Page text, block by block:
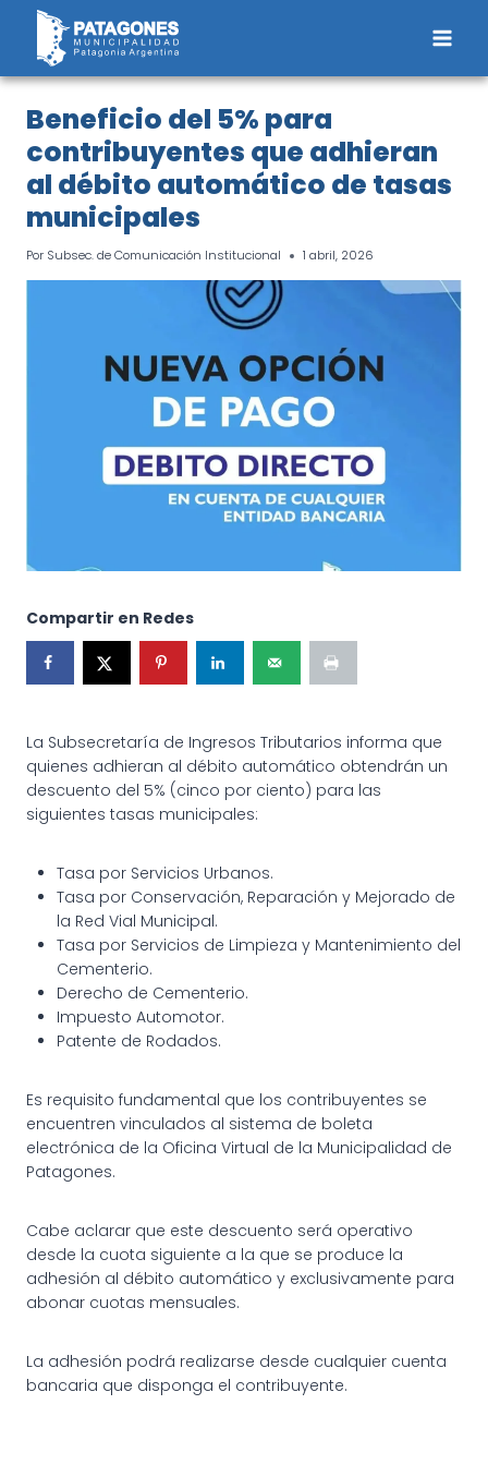
Saltar
contenido
Beneficio del 5% para
contribuyentes que adhieran
al débito automático de tasas
municipales
Por Subsec. de Comunicación Institucional 1 abril, 2026
Compartir en Redes
La Subsecretaría de Ingresos Tributarios informa que
quienes adhieran al débito automático obtendrán un
descuento del 5% (cinco por ciento) para las
siguientes tasas municipales:
Tasa por Servicios Urbanos.
Tasa por Conservación, Reparación y Mejorado de
la Red Vial Municipal.
Tasa por Servicios de Limpieza y Mantenimiento del
Cementerio.
Derecho de Cementerio.
Impuesto Automotor.
Patente de Rodados.
Es requisito fundamental que los contribuyentes se
encuentren vinculados al sistema de boleta
electrónica de la Oficina Virtual de la Municipalidad de
Patagones.
Cabe aclarar que este descuento será operativo
desde la cuota siguiente a la que se produce la
adhesión al débito automático y exclusivamente para
abonar cuotas mensuales.
La adhesión podrá realizarse desde cualquier cuenta
bancaria que disponga el contribuyente.